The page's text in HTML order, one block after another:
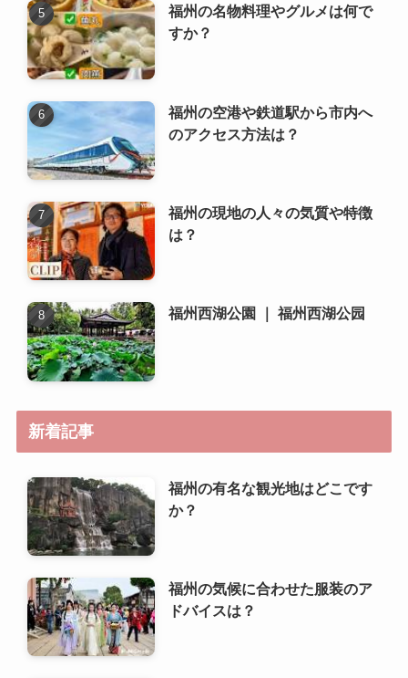
福州の名物料理やグルメは何で
すか？
福州の空港や鉄道駅から市内へ
のアクセス方法は？
福州の現地の人々の気質や特徴
は？
福州西湖公園 ｜ 福州西湖公园
新着記事
福州の有名な観光地はどこです
か？
福州の気候に合わせた服装のア
ドバイスは？